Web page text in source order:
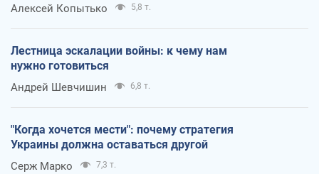
Алексей Копытько 5,8 т.
Лестница эскалации войны: к чему нам
нужно готовиться
Андрей Шевчишин 6,8 т.
"Когда хочется мести": почему стратегия
Украины должна оставаться другой
Серж Марко 7,3 т.